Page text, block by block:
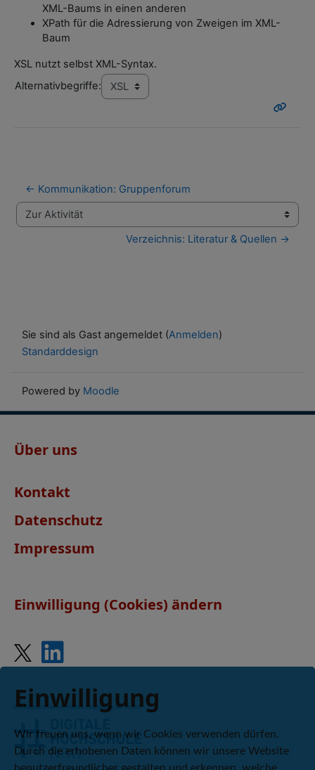
XML-Baums in einen anderen
XPath für die Adressierung von Zweigen im XML-
Baum
XSL nutzt selbst XML-Syntax.
Alternativbegriffe:
← Kommunikation: Gruppenforum
Zur Aktivität
Verzeichnis: Literatur & Quellen →
Sie sind als Gast angemeldet (Anmelden)
Standarddesign
Powered by Moodle
Über uns
Kontakt
Datenschutz
Impressum
Einwilligung (Cookies) ändern
Einwilligung
Wir freuen uns, wenn wir Cookies verwenden dürfen.
Durch die erhobenen Daten können wir unsere Website